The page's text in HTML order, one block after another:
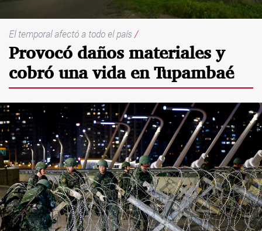
El temporal afectó a todo el país /
Provocó daños materiales y
cobró una vida en Tupambaé